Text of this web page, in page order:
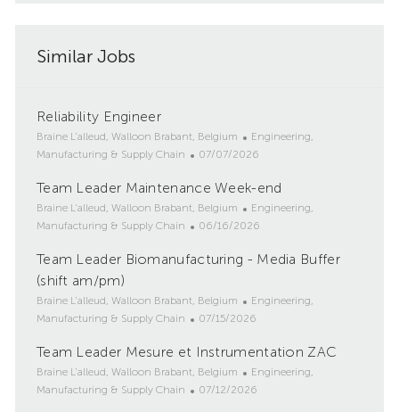
Similar Jobs
Reliability Engineer
L
o
t
i
Braine L'alleud, Walloon Brabant, Belgium
C
a
e
g
o
y
Engineering,
Manufacturing & Supply Chain
P
s
t
e
D
t
e
07/07/2026
Team Leader Maintenance Week-end
L
o
t
i
o
Braine L'alleud, Walloon Brabant, Belgium
C
a
e
o
r
Engineering,
Manufacturing & Supply Chain
P
s
e
d
a
t
e
06/16/2026
Team Leader Biomanufacturing - Media Buffer
(shift am/pm)
L
o
t
i
Braine L'alleud, Walloon Brabant, Belgium
C
a
e
g
o
Engineering,
Manufacturing & Supply Chain
P
s
t
e
07/15/2026
Team Leader Mesure et Instrumentation ZAC
L
o
Braine L'alleud, Walloon Brabant, Belgium
C
a
Engineering,
Manufacturing & Supply Chain
P
07/12/2026